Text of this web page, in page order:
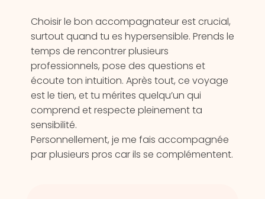
Choisir le bon accompagnateur est crucial,
surtout quand tu es hypersensible. Prends le
temps de rencontrer plusieurs
professionnels, pose des questions et
écoute ton intuition. Après tout, ce voyage
est le tien, et tu mérites quelqu’un qui
comprend et respecte pleinement ta
sensibilité.
Personnellement, je me fais accompagnée
par plusieurs pros car ils se complémentent.